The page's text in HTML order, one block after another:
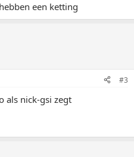
een ketting
#3
als nick-gsi zegt